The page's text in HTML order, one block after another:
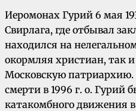
Иеромонах Гурий 6 мая
Свирлага, где отбывал
находился на
окормляя христиан, так
Московскую патриархию.
смерти в 1996 г. о. Гурий
катакомбного движения в